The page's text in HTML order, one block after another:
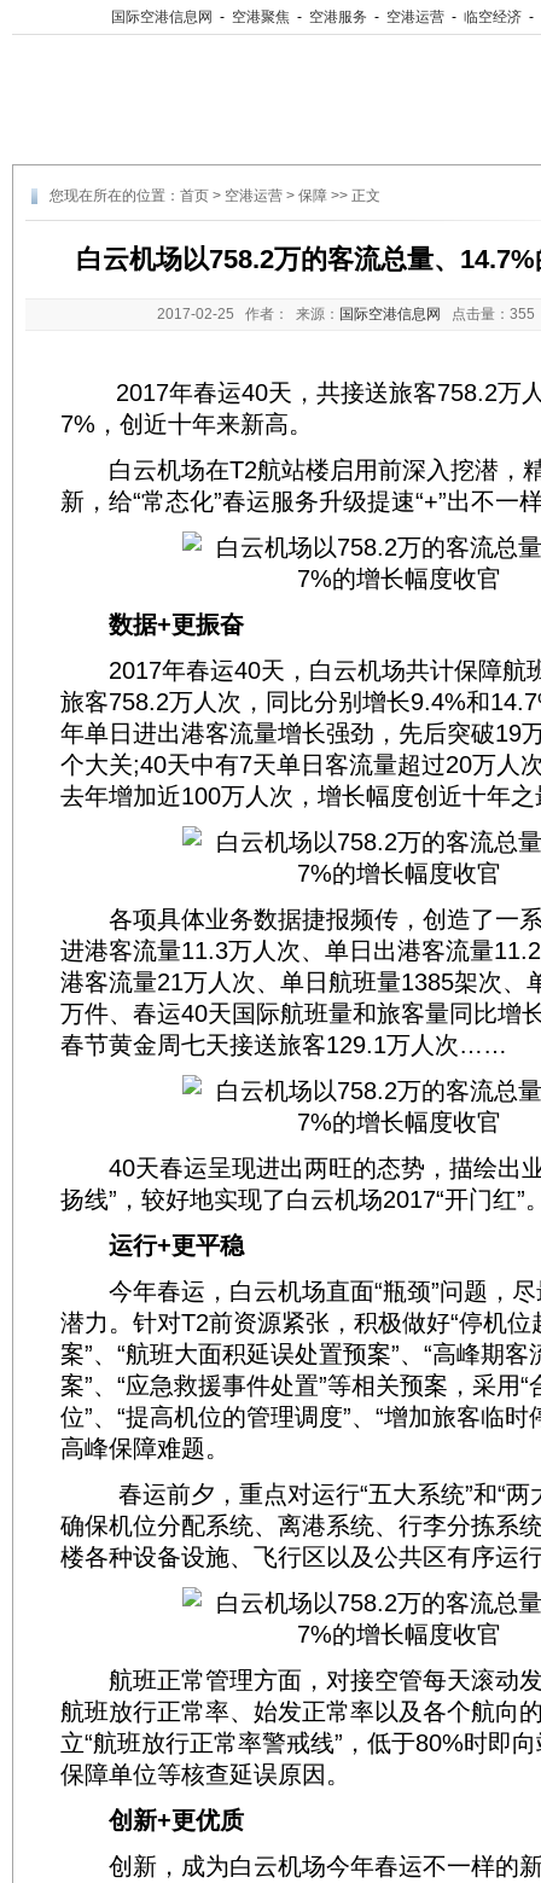
国际空港信息网 - 空港聚焦 - 空港服务 - 空港运营 - 临空经济 -
您现在所在的位置： 首页 > 空港运营 > 保障 >> 正文
白云机场以758.2万的客流总量、
2017-02-25 作者： 来源： 国际空港信息网 点击量：
2017年春运40天，共接送旅客758.2万
7%，创近十年来新高。
白云机场在T2航站楼启用前深入挖潜，
新，给“常态化”春运服务升级提速“+”出不一
数据+更振奋
2017年春运40天，白云机场共计保障航
旅客758.2万人次，同比分别增长9.4%和
年单日进出港客流量增长强劲，先后突破19
个大关;40天中有7天单日客流量超过20万人
去年增加近100万人次，增长幅度创近十年之
各项具体业务数据捷报频传，创造了一
进港客流量11.3万人次、单日出港客流量
港客流量21万人次、单日航班量1385架次、
万件、春运40天国际航班量和旅客量同比增
春节黄金周七天接送旅客129.1万人次……
40天春运呈现进出两旺的态势，描绘出业
扬线”，较好地实现了白云机场2017“开门红”
运行+更平稳
今年春运，白云机场直面“瓶颈”问题，尽
潜力。针对T2前资源紧张，积极做好“停机
案”、“航班大面积延误处置预案”、“高峰期
案”、“应急救援事件处置”等相关预案，采用
位”、“提高机位的管理调度”、“增加旅客临时
高峰保障难题。
春运前夕，重点对运行“五大系统”和“两
确保机位分配系统、离港系统、行李分拣系
楼各种设备设施、飞行区以及公共区有序运
航班正常管理方面，对接空管每天滚动
航班放行正常率、始发正常率以及各个航向
立“航班放行正常率警戒线”，低于80%时即
保障单位等核查延误原因。
创新+更优质
创新，成为白云机场今年春运不一样的